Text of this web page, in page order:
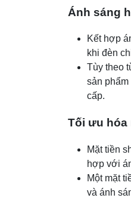
Ánh sáng
Kết hợp
khi đèn
Tùy theo
sản
cấp.
Tối ưu hóa
Mặt tiền
hợp với
Một mặt
và ánh